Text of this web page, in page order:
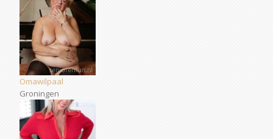
Omawilpaal
Groningen